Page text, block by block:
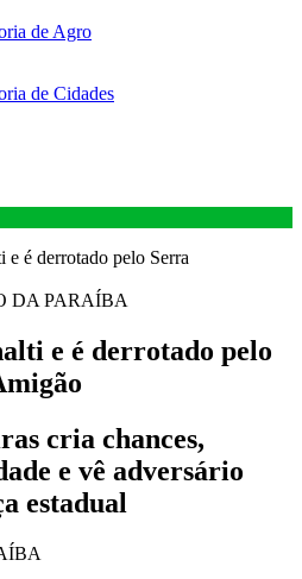
DA PARAÍBA
e é derrotado pelo
cria chances,
e vê adversário
estadual